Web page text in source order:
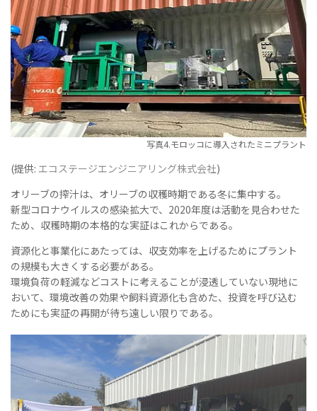
写真4.モロッコに導入されたミニプラント
(提供: エコステージエンジニアリング株式会社)
オリーブの搾汁は、オリーブの収穫時期である冬に集中する。
新型コロナウイルスの感染拡大で、2020年度は活動を見合わせた
ため、収穫時期の本格的な実証はこれからである。
資源化と事業化にあたっては、収支効率を上げるためにプラント
の規模も大きくする必要がある。
環境負荷の軽減などコストに考えることが浸透していない現地に
おいて、環境改善の効果や飼料資源化も含めた、投資を呼び込む
ためにも実証の再開が待ち遠しい限りである。